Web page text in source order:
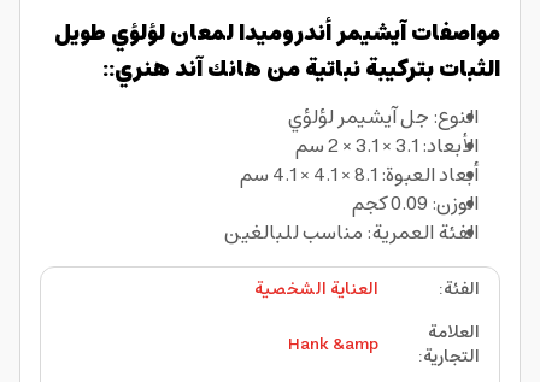
مواصفات آيشيمر أندروميدا لمعان لؤلؤي طويل
الثبات بتركيبة نباتية من هانك آند هنري::
النوع: جل آيشيمر لؤلؤي
الأبعاد: 3.1 × 3.1 × 2 سم
أبعاد العبوة: 8.1 × 4.1 × 4.1 سم
الوزن: 0.09 كجم
الفئة العمرية: مناسب للبالغين
الفئة:
العناية الشخصية
العلامة
التجارية:
Hank &amp